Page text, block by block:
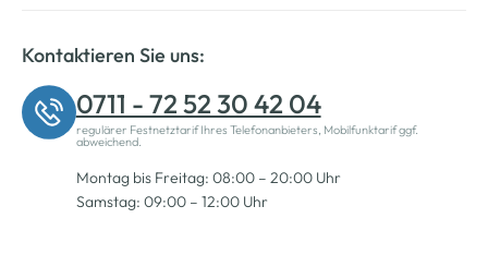
Kontaktieren Sie uns:
0711 - 72 52 30 42 04
regulärer Festnetztarif Ihres Telefonanbieters, Mobilfunktarif ggf.
abweichend.
Montag bis Freitag: 08:00 – 20:00 Uhr
Samstag: 09:00 – 12:00 Uhr